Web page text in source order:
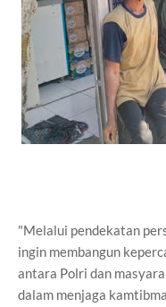
"Melalui pendekatan
ingin membangun
antara Polri dan
dalam menjaga